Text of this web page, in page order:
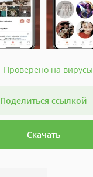
Проверено на вирусы
Поделиться ссылкой
Скачать